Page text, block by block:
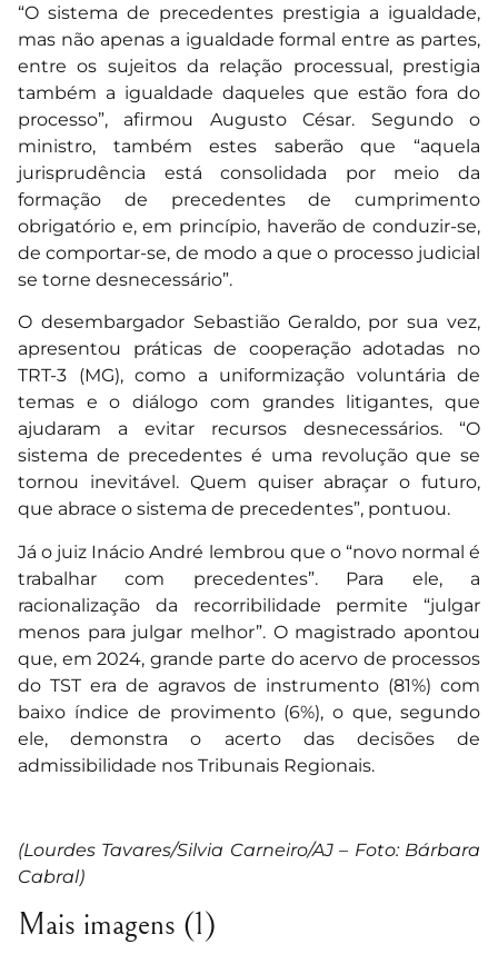
“O sistema de precedentes prestigia a igualdade,
mas não apenas a igualdade formal entre as partes,
entre os sujeitos da relação processual, prestigia
também a igualdade daqueles que estão fora do
processo”, afirmou Augusto César. Segundo o
ministro, também estes saberão que “aquela
jurisprudência está consolidada por meio da
formação de precedentes de cumprimento
obrigatório e, em princípio, haverão de conduzir-se,
de comportar-se, de modo a que o processo judicial
se torne desnecessário”.
O desembargador Sebastião Geraldo, por sua vez,
apresentou práticas de cooperação adotadas no
TRT-3 (MG), como a uniformização voluntária de
temas e o diálogo com grandes litigantes, que
ajudaram a evitar recursos desnecessários. “O
sistema de precedentes é uma revolução que se
tornou inevitável. Quem quiser abraçar o futuro,
que abrace o sistema de precedentes”, pontuou.
Já o juiz Inácio André lembrou que o “novo normal é
trabalhar com precedentes”. Para ele, a
racionalização da recorribilidade permite “julgar
menos para julgar melhor”. O magistrado apontou
que, em 2024, grande parte do acervo de processos
do TST era de agravos de instrumento (81%) com
baixo índice de provimento (6%), o que, segundo
ele, demonstra o acerto das decisões de
admissibilidade nos Tribunais Regionais.
(Lourdes Tavares/Silvia Carneiro/AJ – Foto: Bárbara
Cabral)
Mais imagens (1)